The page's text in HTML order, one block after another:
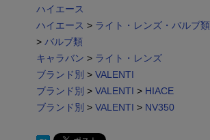
ハイエース
ハイエース > ライト・レンズ・バルブ類
> バルブ類
キャラバン > ライト・レンズ
ブランド別 > VALENTI
ブランド別 > VALENTI > HIACE
ブランド別 > VALENTI > NV350